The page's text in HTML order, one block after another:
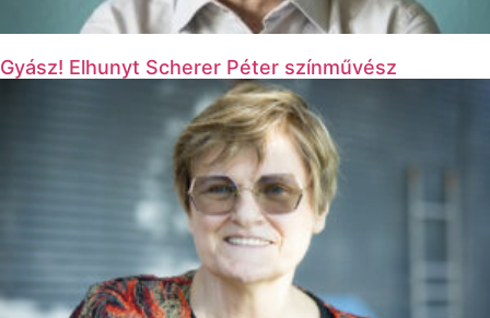
Gyász! Elhunyt Scherer Péter színművész